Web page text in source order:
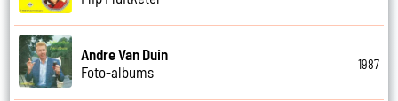
Andre Van Duin
Foto-albums
1987